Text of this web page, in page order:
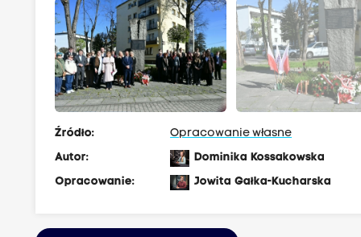
Źródło:
Opracowanie własne
Autor:
Dominika Kossakowska
Opracowanie:
Jowita Gałka-Kucharska